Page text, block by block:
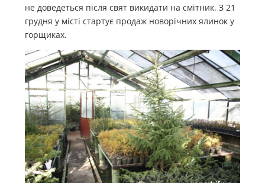
не доведеться після свят викидати на смітник. З 21
грудня у місті стартує продаж новорічних ялинок у
горщиках.